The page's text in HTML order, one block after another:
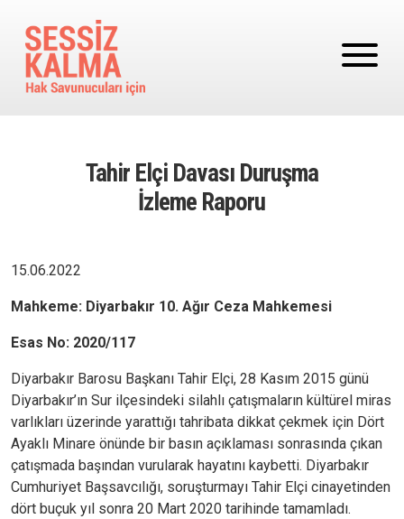
Tahir Elçi Davası Duruşma
İzleme Raporu
15.06.2022
Mahkeme: Diyarbakır 10. Ağır Ceza Mahkemesi
Esas No: 2020/117
Diyarbakır Barosu Başkanı Tahir Elçi, 28 Kasım 2015 günü
Diyarbakır’ın Sur ilçesindeki silahlı çatışmaların kültürel miras
varlıkları üzerinde yarattığı tahribata dikkat çekmek için Dört
Ayaklı Minare önünde bir basın açıklaması sonrasında çıkan
çatışmada başından vurularak hayatını kaybetti. Diyarbakır
Cumhuriyet Başsavcılığı, soruşturmayı Tahir Elçi cinayetinden
dört buçuk yıl sonra 20 Mart 2020 tarihinde tamamladı.